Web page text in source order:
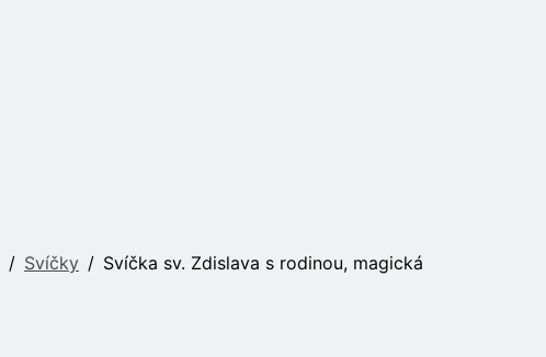
Svíčky Svíčka sv. Zdislava s rodinou, magická